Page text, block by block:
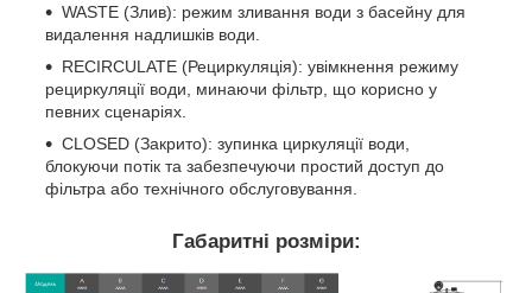
WASTE (Злив): режим зливання води з басейну для
видалення надлишків води.
RECIRCULATE (Рециркуляція): увімкнення режиму
рециркуляції води, минаючи фільтр, що корисно у
певних сценаріях.
CLOSED (Закрито): зупинка циркуляції води,
блокуючи потік та забезпечуючи простий доступ до
фільтра або технічного обслуговування.
Габаритні розміри: